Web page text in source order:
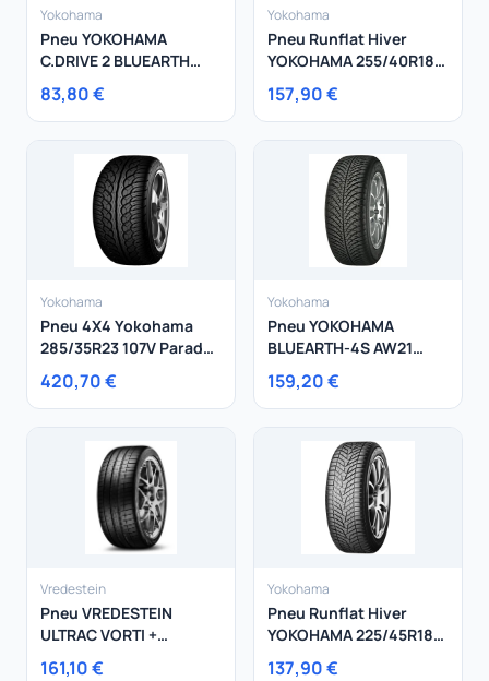
Yokohama
Pneu YOKOHAMA
C.DRIVE 2 BLUEARTH
AC02A 225/45R17 91V
83,80 €
Yokohama
Pneu Runflat Hiver
YOKOHAMA 255/40R18
99V W.Drive V902B
157,90 €
Yokohama
Pneu 4X4 Yokohama
285/35R23 107V Parada
Spec-X Pa02
420,70 €
Yokohama
Pneu YOKOHAMA
BLUEARTH-4S AW21
295/35R21 107W
159,20 €
Vredestein
Pneu VREDESTEIN
ULTRAC VORTI +
265/40R20 104Y
161,10 €
Yokohama
Pneu Runflat Hiver
YOKOHAMA 225/45R18
95V W.Drive V905
137,90 €